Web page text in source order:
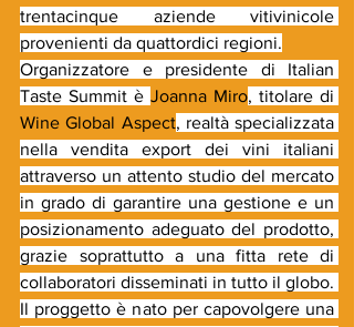
trentacinque aziende vitivinicole
provenienti da quattordici regioni.
Organizzatore e presidente di Italian
Taste Summit è Joanna Miro
Wine Global Aspect, realtà specializzata
nella vendita export dei vini italiani
attraverso un attento studio del mercato
in grado di garantire una gestione e un
posizionamento adeguato del prodotto,
grazie soprattutto a una fitta rete di
collaboratori disseminati in tutto il globo.
Il proggetto è nato per capovolgere una